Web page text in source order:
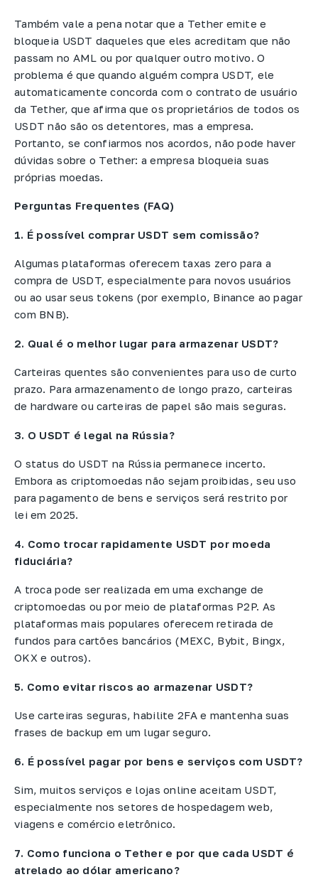
Também vale a pena notar que a Tether emite e
bloqueia USDT daqueles que eles acreditam que não
passam no AML ou por qualquer outro motivo. O
problema é que quando alguém compra USDT, ele
automaticamente concorda com o contrato de usuário
da Tether, que afirma que os proprietários de todos os
USDT não são os detentores, mas a empresa.
Portanto, se confiarmos nos acordos, não pode haver
dúvidas sobre o Tether: a empresa bloqueia suas
próprias moedas.
Perguntas Frequentes (FAQ)
1. É possível comprar USDT sem comissão?
Algumas plataformas oferecem taxas zero para a
compra de USDT, especialmente para novos usuários
ou ao usar seus tokens (por exemplo, Binance ao pagar
com BNB).
2. Qual é o melhor lugar para armazenar USDT?
Carteiras quentes são convenientes para uso de curto
prazo. Para armazenamento de longo prazo, carteiras
de hardware ou carteiras de papel são mais seguras.
3. O USDT é legal na Rússia?
O status do USDT na Rússia permanece incerto.
Embora as criptomoedas não sejam proibidas, seu uso
para pagamento de bens e serviços será restrito por
lei em 2025.
4. Como trocar rapidamente USDT por moeda
fiduciária?
A troca pode ser realizada em uma exchange de
criptomoedas ou por meio de plataformas P2P. As
plataformas mais populares oferecem retirada de
fundos para cartões bancários (MEXC, Bybit, Bingx,
OKX e outros).
5. Como evitar riscos ao armazenar USDT?
Use carteiras seguras, habilite 2FA e mantenha suas
frases de backup em um lugar seguro.
6. É possível pagar por bens e serviços com USDT?
Sim, muitos serviços e lojas online aceitam USDT,
especialmente nos setores de hospedagem web,
viagens e comércio eletrônico.
7. Como funciona o Tether e por que cada USDT é
atrelado ao dólar americano?